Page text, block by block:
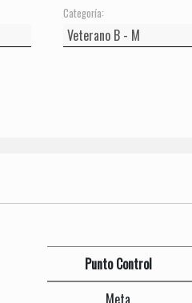
Categoría:
Punto Control
Meta